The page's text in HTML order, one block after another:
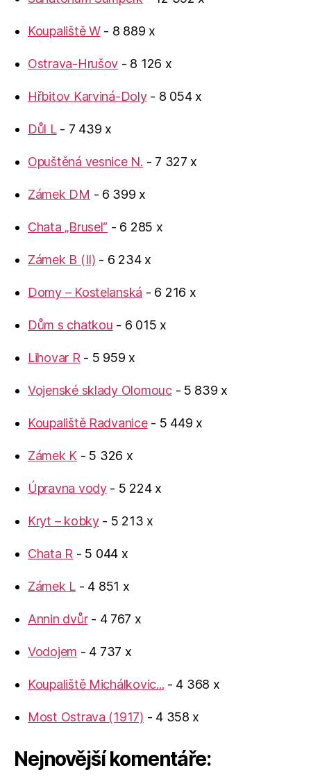
Koupaliště W- 8 889 x
Ostrava-Hrušov - 8 126 x
Hřbitov Karviná-Doly- 8 054 x
Důl L- 7 439 x
Opuštěná vesnice N. - 7 327 x
Zámek DM - 6 399 x
Chata „Brusel“ - 6 285 x
Zámek B (II) - 6 234 x
Domy – Kostelanská - 6 216 x
Dům s chatkou - 6 015 x
Lihovar R - 5 959 x
Vojenské sklady Olomouc- 5 839 x
Koupaliště Radvanice- 5 449 x
Zámek K - 5 326 x
Úpravna vody- 5 224 x
Kryt – kobky- 5 213 x
Chata R - 5 044 x
Zámek L - 4 851 x
Annin dvůr- 4 767 x
Vodojem - 4 737 x
Koupaliště Michálkovic... - 4 368 x
Most Ostrava (1917) - 4 358 x
Nejnovější komentáře: